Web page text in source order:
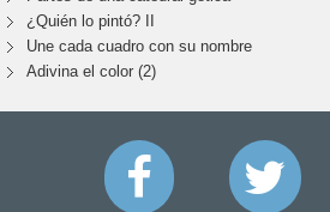
¿Quién lo pintó? II
Une cada cuadro con su nombre
Adivina el color (2)